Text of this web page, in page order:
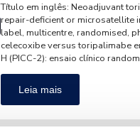
Título em inglês: Neoadjuvant
repair-deficient or microsatellite
label, multicentre, randomised,
celecoxibe versus toripalimabe
H (PICC-2): ensaio clínico
Leia mais